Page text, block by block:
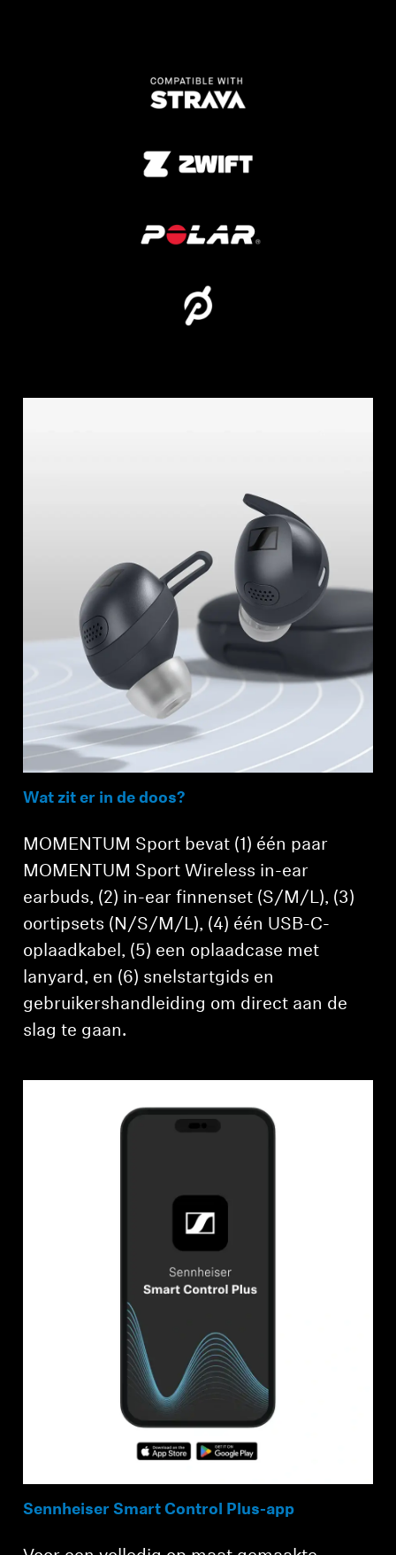
Wat zit er in de doos?
MOMENTUM Sport bevat (1) één paar
MOMENTUM Sport Wireless in-ear
earbuds, (2) in-ear finnenset (S/M/L), (3)
oortipsets (N/S/M/L), (4) één USB-C-
oplaadkabel, (5) een oplaadcase met
lanyard, en (6) snelstartgids en
gebruikershandleiding om direct aan de
slag te gaan.
Sennheiser Smart Control Plus-app